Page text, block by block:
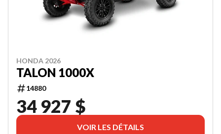
HONDA 2026
TALON 1000X
14880
34 927 $
VOIR LES DÉTAILS